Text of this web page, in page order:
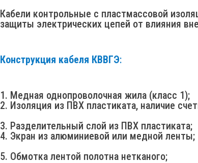
Кабели контрольные с пластмассовой
защиты электрических цепей от влияния
Конструкция кабеля КВВГЭ:
1. Медная однопроволочная жила (класс 1);
2. Изоляция из ПВХ пластиката, наличие
3. Разделительный слой из ПВХ пластиката;
4. Экран из алюминиевой или медной ленты;
5. Обмотка лентой полотна нетканого;